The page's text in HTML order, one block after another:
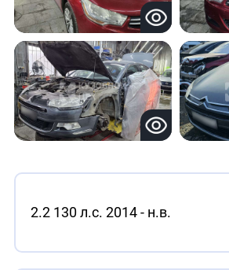
2.2 130 л.с. 2014 - н.в.